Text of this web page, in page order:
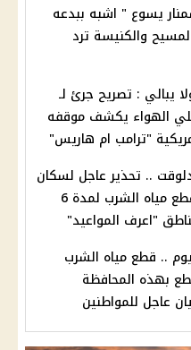
يسوع " اشبه ببدعه
والكنيسة ترد
يبالي : تصريح جرئ لـ
الهواء يكشف موقفه
"ترامب ام هاريس"
.. تحذير عاجل لسكان
هذه المحافظة قطع مياه الشرب لمدة 6
"اعرف المواعيد"
.. قطع مياه الشرب
بهذه المحافظة
عاجل للمواطنين